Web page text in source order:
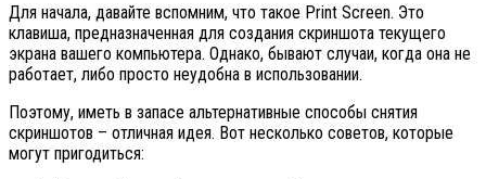
Для начала, давайте вспомним, что такое Print Screen. Это
клавиша, предназначенная для создания скриншота текущего
экрана вашего компьютера. Однако, бывают случаи, когда она не
работает, либо просто неудобна в использовании.
Поэтому, иметь в запасе альтернативные способы снятия
скриншотов – отличная идея. Вот несколько советов, которые
могут пригодиться: